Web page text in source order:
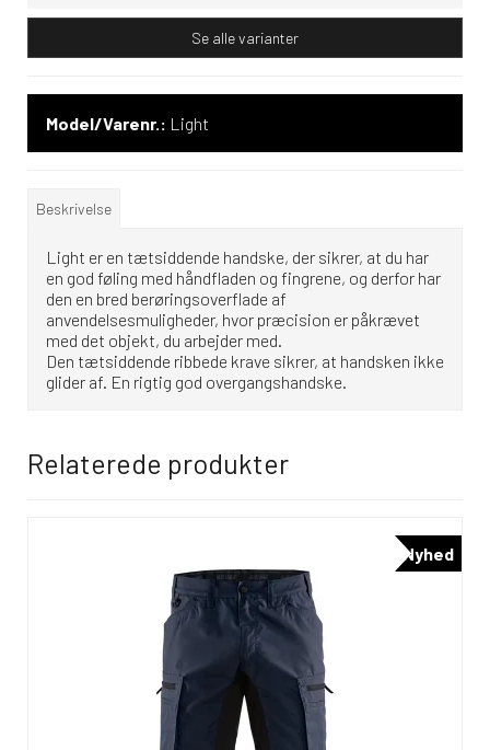
Se alle varianter
Model/Varenr.: Light
Beskrivelse
Light er en tætsiddende handske, der sikrer, at du har
en god føling med håndfladen og fingrene, og derfor har
den en bred berøringsoverflade af
anvendelsesmuligheder, hvor præcision er påkrævet
med det objekt, du arbejder med.
Den tætsiddende ribbede krave sikrer, at handsken ikke
glider af. En rigtig god overgangshandske.
Relaterede produkter
Nyhed